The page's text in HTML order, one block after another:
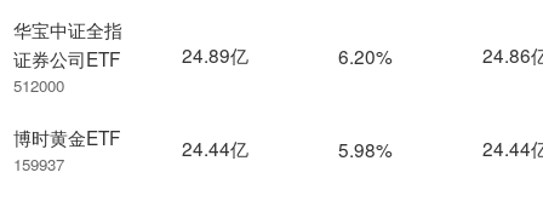
华宝中证全指
证券公司ETF
512000
博时黄金ETF
159937
24.89亿 6.20% 24.86
24.44亿 5.98% 24.44